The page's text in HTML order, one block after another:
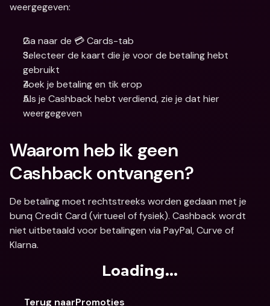
weergegeven:
Ga naar de 💳 Cards-tab
Selecteer de kaart die je voor de betaling hebt
gebruikt
Zoek je betaling en tik erop
Als je Cashback hebt verdiend, zie je dat hier
weergegeven
Waarom heb ik geen
Cashback ontvangen?
De betaling moet rechtstreeks worden gedaan met je
bunq Credit Card (virtueel of fysiek). Cashback wordt
niet uitbetaald voor betalingen via PayPal, Curve of
Klarna.
Loading...
Terug naarPromoties